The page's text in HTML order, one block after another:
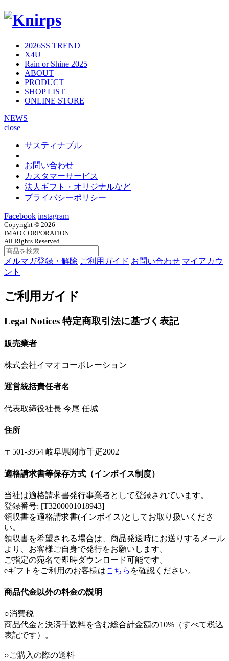
2026SS TREND
X4U
Rain or Shine 2025
ABOUT
PRODUCT
SHOP LIST
ONLINE STORE
NEWS
close
サスティナブル
お問い合わせ
カスタマーサービス
法人ギフト・オリジナルなど
プライバシーポリシー
Facebook instagram
Copyright © 2026
IMAO CORPORATION
All Rights Reserved.
メルマガ登録・解除 ご利用ガイド お問い合わせ マイアカウ
ント
ご利用ガイド
Legal Notices 特定商取引法に基づく表記
販売業者
株式会社イマオコーポレーション
運営統括責任者名
代表取締役社長 今尾 任城
住所
〒501-3954 岐阜県関市千疋2002
適格請求書等保存方式（インボイス制度）
当社は適格請求書発行事業者として登録されています。
登録番号: [T3200001018943]
領収書を適格請求書(インボイス)としてお取り扱いくださ
い。
領収書を希望される場合は、商品発送時にお送りするメール
より、お客様ご自身で発行をお願いします。
ご指定の宛名で即時ダウンロード可能です。
eギフトをご利用のお客様はこちら を確認ください。
商品代金以外の料金の説明
○消費税
商品代金と決済手数料を含む総合計金額の10%（すべて税込
表記です）。
○ご購入の際の送料